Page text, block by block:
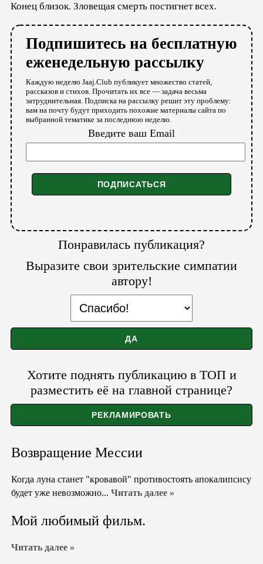
Конец близок. Зловещая смерть постигнет всех.
Подпишитесь на бесплатную
еженедельную рассылку
Каждую неделю Jaaj.Club публикует множество статей,
рассказов и стихов. Прочитать их все — задача весьма
затруднительная. Подписка на рассылку решит эту проблему:
вам на почту будут приходить похожие материалы сайта по
выбранной тематике за последнюю неделю.
Введите ваш Email
Понравилась публикация?
Выразите свои зрительские симпатии
автору!
Хотите поднять публикацию в ТОП и
разместить её на главной странице?
Возвращение Мессии
Когда луна станет "кровавой" противостоять апокалипсису
будет уже невозможно... Читать далее »
Мой любимый фильм.
Читать далее »